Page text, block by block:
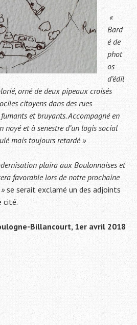
«
Bard
é de
phot
os
d’édil
orné de deux pipeaux croisés
citoyens dans des rues
et bruyants. Accompagné en
noyé et à senestre d’un logis social
mais toujours retardé »
plaira aux Boulonnaises et
favorable lors de notre prochaine
se serait exclamé un des adjoints
cité.
Billancourt, 1er avril 2018